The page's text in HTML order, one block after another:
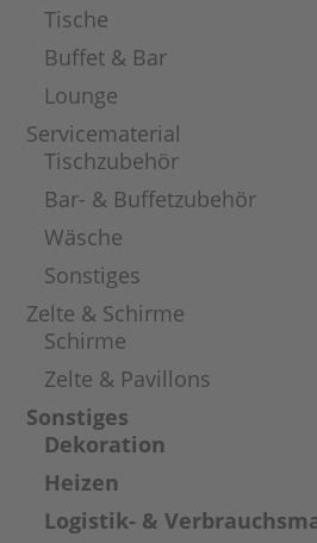
Tische
Buffet & Bar
Lounge
Servicematerial
Tischzubehör
Bar- & Buffetzubehör
Wäsche
Sonstiges
Zelte & Schirme
Schirme
Zelte & Pavillons
Sonstiges
Dekoration
Heizen
Logistik- &